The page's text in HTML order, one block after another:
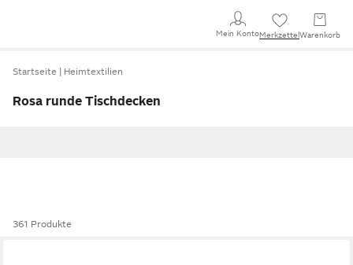
Mein KontoMerkzettel Warenkorb
Startseite Heimtextilien
Rosa runde Tischdecken
361 Produkte